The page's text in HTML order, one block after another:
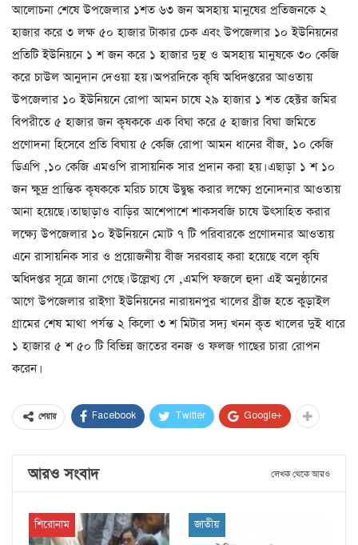
আলোচনা শেষে উপজেলার ১শত ৬৩ জন অসহায় মানুষের প্রতিজনকে ২
হাজার করে ৩ লক্ষ ৫০ হাজার টাকার চেক এবং উপজেলার ১০ ইউনিয়নের
প্রতিটি ইউনিয়নে ১ শ জন করে ১ হাজার দুস্থ ও অসহায় মানুষকে ৩০ কেজি
করে চাউল আনুদান দেওয়া হয়। অপরদিকে কৃষি অধিদপ্তরের আওতায়
উপজেলার ১০ ইউনিয়নে রোপা আমন চাষে ২৯ হাজার ১ শত হেক্টর জমির
বিপরীতে ৫ হাজার জন কৃষককে এক বিঘা করে ৫ হাজার বিঘা জমিতে
প্রণোদনা হিসেবে প্রতি বিঘায় ৫ কেজি রোপা আমন ধানের বীজ, ১০ কেজি
ডিএপি ,১০ কেজি এমওপি রাসায়নিক সার প্রদান করা হয়। এছাড়া ১ শ ১০
জন ক্ষুদ্র প্রান্তিক কৃষককে মরিচ চাষে উদ্বুদ্ধ করার লক্ষ্যে প্রনোদনার আওতায়
আনা হয়েছে। তাছাড়াও বাড়ির আশেপাশে শাকসবজি চাষে উৎসাহিত করার
লক্ষ্যে উপজেলার ১০ ইউনিয়নে মোট ৭ টি পরিবারকে প্রণোদনার আওতায়
এনে রাসায়নিক সার ও প্রয়োজনীয় বীজ সরবরাহ করা হয়েছে বলে কৃষি
অধিদপ্তর সূত্রে জানা গেছে। উল্লেখ্য যে ,এমপি ফজলে হুদা এই অনুষ্ঠানের
আগে উপজেলার রাইগা ইউনিয়নের নারায়নপুর খালের ব্রীজ হতে কুড়াইল
গ্রামের শেষ মাথা পর্যন্ত ২ কিলো ৩ শ মিটার সদ্য খনন কৃত খালের দুই ধারে
১ হাজার ৫ শ ৫০ টি বিভিন্ন জাতের বনজ ও ফলজ গাছের চারা রোপন
করেন।
শেয়ার Facebook Twitter Google+
আরও সংবাদ লেখক থেকে আরও
শিরোনাম জাতীয়